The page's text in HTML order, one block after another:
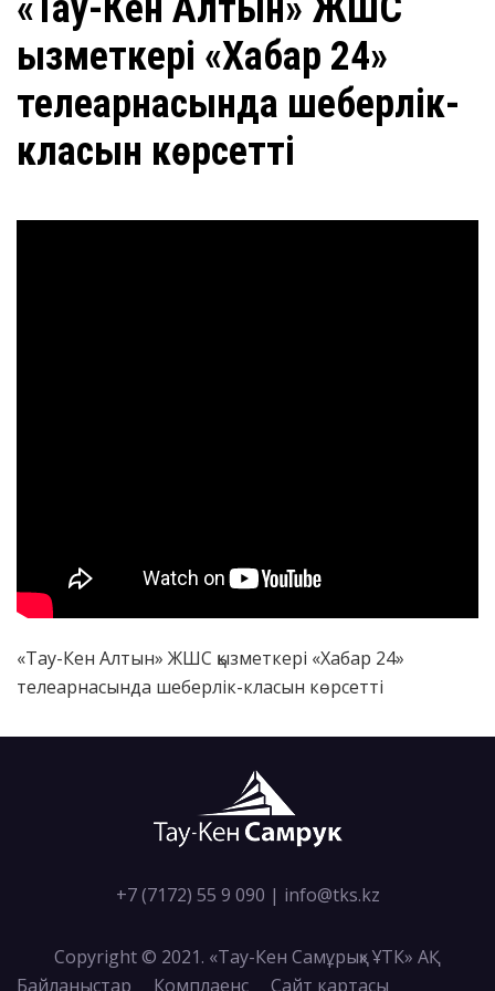
қызметкері «Хабар 24»
телеарнасында шеберлік-
класын көрсетті
«Тау-Кен Алтын» ЖШС қызметкері «Хабар 24»
телеарнасында шеберлік-класын көрсетті
+7 (7172) 55 9 090 | info@tks.kz
Copyright © 2021. «Тау-Кен Самұрық» ҰТК» АҚ
Байланыстар
Комплаенс Сайт картасы